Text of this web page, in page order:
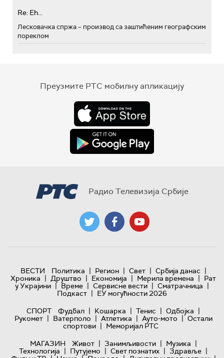
Re: Eh...
Лесковачка спржа – производ са заштићеним географским
пореклом
Преузмите РТС мобилну апликацију
Радио Телевизија Србије
ВЕСТИ Политика | Регион | Свет | Србија данас |
Хроника | Друштво | Економија | Мерила времена | Рат
у Украјини | Време | Сервисне вести | Сматрачница |
Подкаст | ЕУ могућности 2026
СПОРТ
Фудбал | Кошарка | Тенис | Одбојка |
Рукомет | Ватерполо | Атлетика | Ауто-мото | Остали
спортови | Меморијал РТС
МАГАЗИН
Живот | Занимљивости | Музика |
Технологијa | Путујемо | Свет познатих | Здравље |